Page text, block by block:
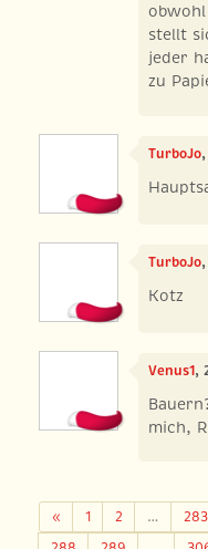
stellt
jeder
zu
TurboJo
TurboJo
Kotz
Venus1,
mich,
«Zurück
1 2 … 283